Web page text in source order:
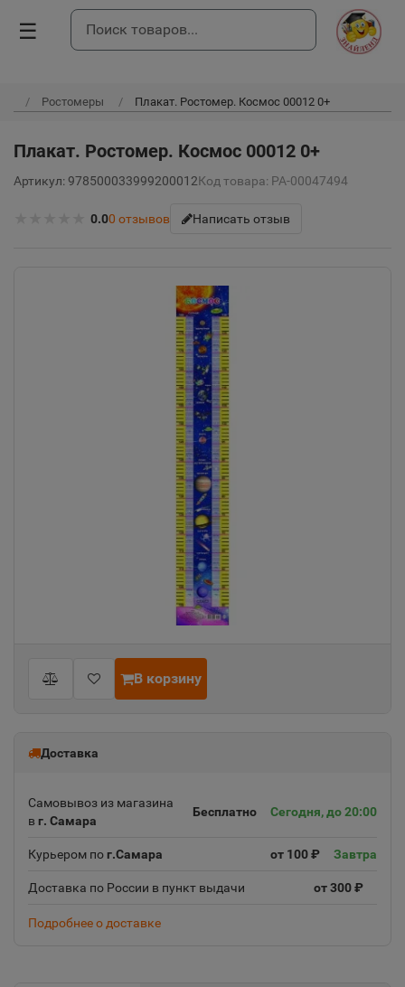
☰
Ростомеры Плакат. Ростомер. Космос 00012 0+
Плакат. Ростомер. Космос 00012 0+
Артикул: 978500033999200012Код товара: РА-00047494
0.00 отзывов Написать отзыв
В корзину
Доставка
Самовывоз из магазина
в г. Самара
Бесплатно Сегодня, до 20:00
Курьером пог.Самара от 100 ₽ Завтра
Доставка по России в пункт выдачи от 300 ₽
Подробнее о доставке